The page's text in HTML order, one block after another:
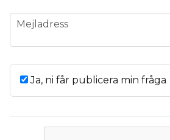
email
Mejladress
Ja, ni får publicera min fråga